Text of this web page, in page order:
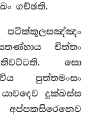
ගච්ඡති.
පටික්කූලසඤ්ඤං
චිත්තං
සො
පුත්තමංසං
දුක්ඛස්ස